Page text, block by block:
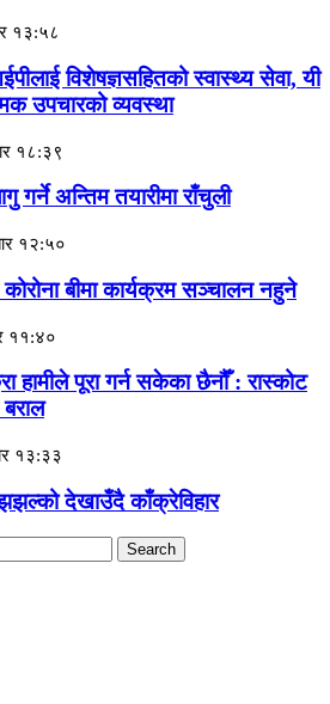
१३:५८
विशेषज्ञसहितको स्वास्थ्य सेवा, यी
उपचारको व्यवस्था
१८:३९
गर्ने अन्तिम तयारीमा राँचुली
१२:५०
बीमा कार्यक्रम सञ्चालन नहुने
११:४०
हामीले पूरा गर्न सकेका छैनौँ : रास्कोट
१३:३३
देखाउँदै काँक्रेविहार